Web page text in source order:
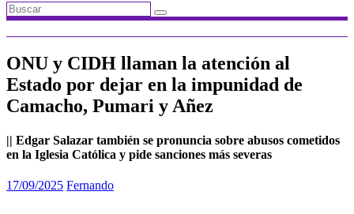
ONU y CIDH llaman la atención al
Estado por dejar en la impunidad de
Camacho, Pumari y Añez
|| Edgar Salazar también se pronuncia sobre abusos cometidos
en la Iglesia Católica y pide sanciones más severas
17/09/2025 Fernando